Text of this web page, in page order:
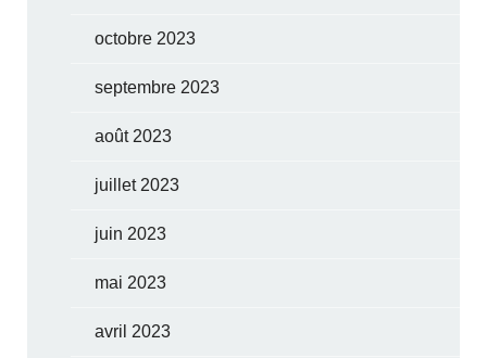
octobre 2023
septembre 2023
août 2023
juillet 2023
juin 2023
mai 2023
avril 2023